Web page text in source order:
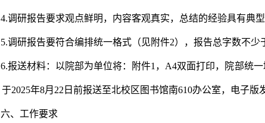
4.调研报告要求观点鲜明，内容客观真实，总结的经验具有典
5.调研报告要符合编排统一格式（见附件2），报告总字数不少
6.报送材料：以院部为单位将： 附件1 ， A4双面打印，院部统一
于2025年8月 22 日前报送至北校区图书馆南610办公室，电子版
六、工作要求